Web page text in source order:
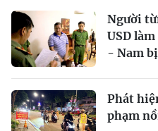
Người
USD
- Nam
Phát
phạm